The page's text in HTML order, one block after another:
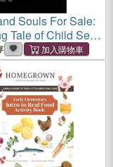
Souls For Sale:
Tale of Child Sex
in Modern